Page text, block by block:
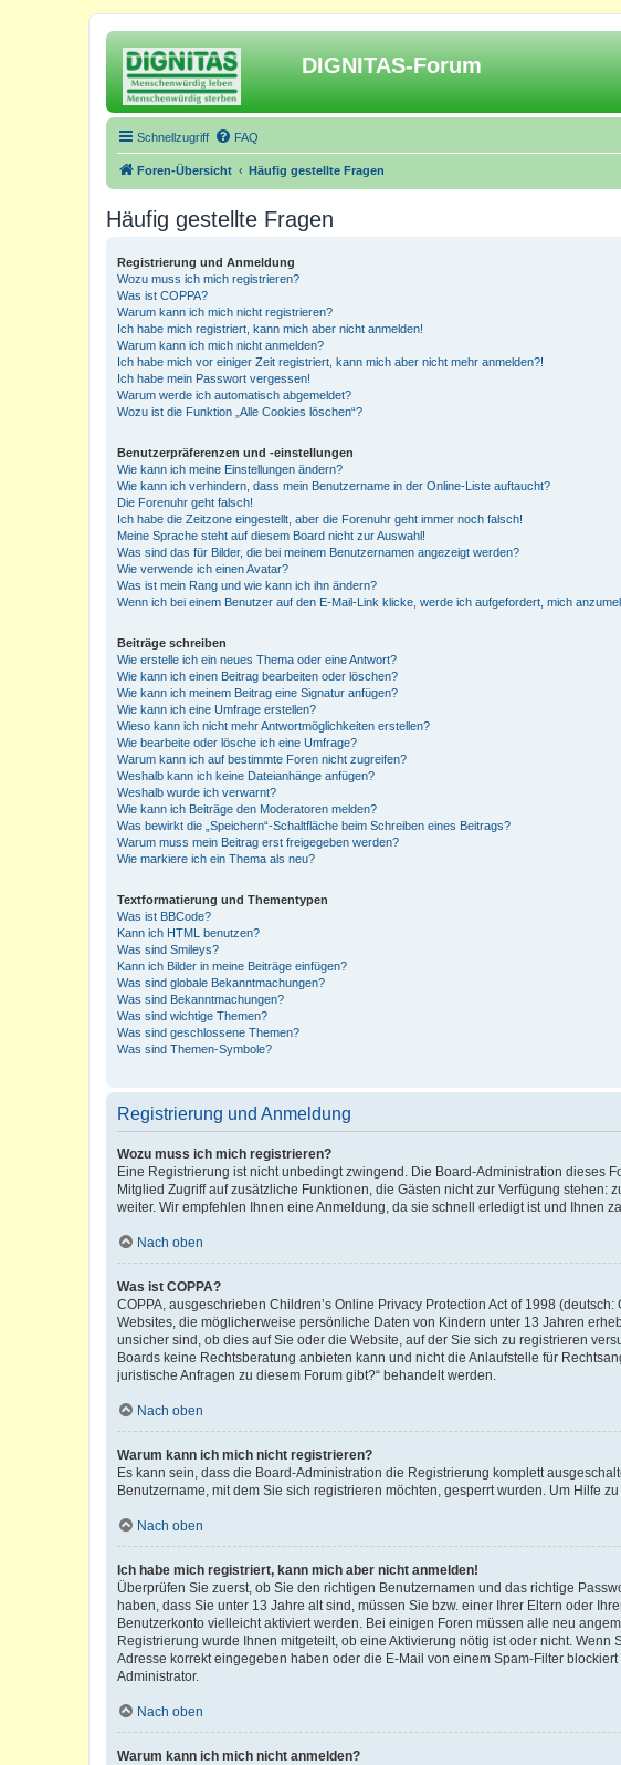
DIGNITAS-Forum
Schnellzugriff FAQ
Foren-Übersicht Häufig gestellte Fragen
Häufig gestellte Fragen
Registrierung und Anmeldung
Wozu muss ich mich registrieren?
Was ist COPPA?
Warum kann ich mich nicht registrieren?
Ich habe mich registriert, kann mich aber nicht anmelden!
Warum kann ich mich nicht anmelden?
Ich habe mich vor einiger Zeit registriert, kann mich aber nicht mehr anmelden?!
Ich habe mein Passwort vergessen!
Warum werde ich automatisch abgemeldet?
Wozu ist die Funktion „Alle Cookies löschen“?
Benutzerpräferenzen und -einstellungen
Wie kann ich meine Einstellungen ändern?
Wie kann ich verhindern, dass mein Benutzername in der Online-Liste auftaucht?
Die Forenuhr geht falsch!
Ich habe die Zeitzone eingestellt, aber die Forenuhr geht immer noch falsch!
Meine Sprache steht auf diesem Board nicht zur Auswahl!
Was sind das für Bilder, die bei meinem Benutzernamen angezeigt werden?
Wie verwende ich einen Avatar?
Was ist mein Rang und wie kann ich ihn ändern?
Wenn ich bei einem Benutzer auf den E-Mail-Link klicke, werde ich aufgefordert, mich
Beiträge schreiben
Wie erstelle ich ein neues Thema oder eine Antwort?
Wie kann ich einen Beitrag bearbeiten oder löschen?
Wie kann ich meinem Beitrag eine Signatur anfügen?
Wie kann ich eine Umfrage erstellen?
Wieso kann ich nicht mehr Antwortmöglichkeiten erstellen?
Wie bearbeite oder lösche ich eine Umfrage?
Warum kann ich auf bestimmte Foren nicht zugreifen?
Weshalb kann ich keine Dateianhänge anfügen?
Weshalb wurde ich verwarnt?
Wie kann ich Beiträge den Moderatoren melden?
Was bewirkt die „Speichern“-Schaltfläche beim Schreiben eines Beitrags?
Warum muss mein Beitrag erst freigegeben werden?
Wie markiere ich ein Thema als neu?
Textformatierung und Thementypen
Was ist BBCode?
Kann ich HTML benutzen?
Was sind Smileys?
Kann ich Bilder in meine Beiträge einfügen?
Was sind globale Bekanntmachungen?
Was sind Bekanntmachungen?
Was sind wichtige Themen?
Was sind geschlossene Themen?
Was sind Themen-Symbole?
Registrierung und Anmeldung
Wozu muss ich mich registrieren?
Eine Registrierung ist nicht unbedingt zwingend. Die Board-Administration dieses
Mitglied Zugriff auf zusätzliche Funktionen, die Gästen nicht zur Verfügung
weiter. Wir empfehlen Ihnen eine Anmeldung, da sie schnell erledigt ist und Ihnen
Nach oben
Was ist COPPA?
COPPA, ausgeschrieben Children’s Online Privacy Protection Act of 1998
Websites, die möglicherweise persönliche Daten von Kindern unter 13 Jahren
unsicher sind, ob dies auf Sie oder die Website, auf der Sie sich zu registrieren
Boards keine Rechtsberatung anbieten kann und nicht die Anlaufstelle für
juristische Anfragen zu diesem Forum gibt?“ behandelt werden.
Nach oben
Warum kann ich mich nicht registrieren?
Es kann sein, dass die Board-Administration die Registrierung komplett
Benutzername, mit dem Sie sich registrieren möchten, gesperrt wurden. Um Hilfe
Nach oben
Ich habe mich registriert, kann mich aber nicht anmelden!
Überprüfen Sie zuerst, ob Sie den richtigen Benutzernamen und das richtige
haben, dass Sie unter 13 Jahre alt sind, müssen Sie bzw. einer Ihrer Eltern oder
Benutzerkonto vielleicht aktiviert werden. Bei einigen Foren müssen alle neu
Registrierung wurde Ihnen mitgeteilt, ob eine Aktivierung nötig ist oder nicht.
Adresse korrekt eingegeben haben oder die E-Mail von einem Spam-Filter
Administrator.
Nach oben
Warum kann ich mich nicht anmelden?